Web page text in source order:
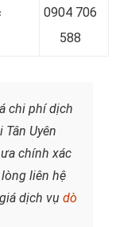
0904 706
588
chi phí dịch
Uyên
chính xác
liên hệ
dịch vụ dò